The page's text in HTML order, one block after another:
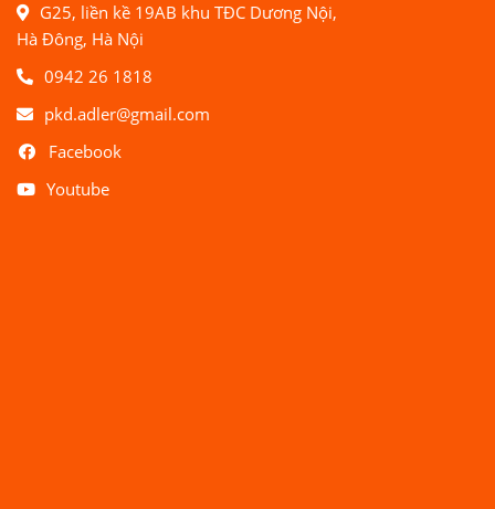
G25, liền kề 19AB khu TĐC Dương Nội,
Hà Đông, Hà Nội
0942 26 1818
pkd.adler@gmail.com
Facebook
Youtube